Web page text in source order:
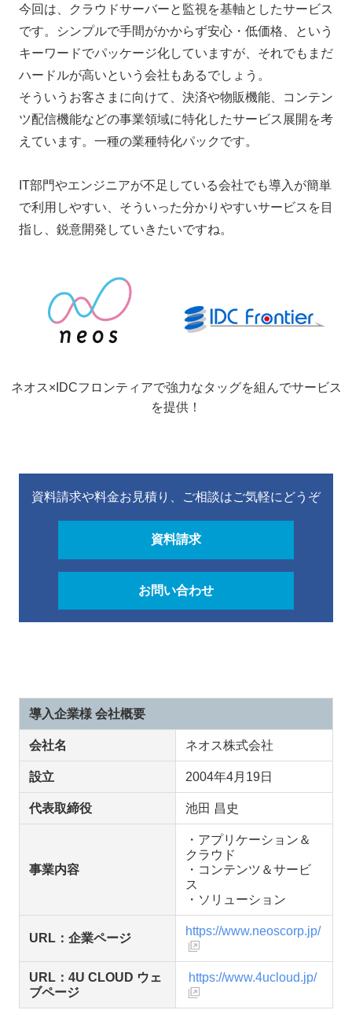
今回は、クラウドサーバーと監視を基軸としたサービス
です。シンプルで手間がかからず安心・低価格、という
キーワードでパッケージ化していますが、それでもまだ
ハードルが高いという会社もあるでしょう。
そういうお客さまに向けて、決済や物販機能、コンテン
ツ配信機能などの事業領域に特化したサービス展開を考
えています。一種の業種特化パックです。
IT部門やエンジニアが不足している会社でも導入が簡単
で利用しやすい、そういった分かりやすいサービスを目
指し、鋭意開発していきたいですね。
ネオス×IDCフロンティアで強力なタッグを組んでサービス
を提供！
資料請求や料金お見積り、ご相談はご気軽にどうぞ
資料請求
お問い合わせ
導入企業様 会社概要
会社名 ネオス株式会社
設立 2004年4月19日
代表取締役 池田 昌史
事業内容
・アプリケーション＆
クラウド
・コンテンツ＆サービ
ス
・ソリューション
URL：企業ページ
https://www.neoscorp.jp/
URL：4U CLOUD ウェ
ブページ
https://www.4ucloud.jp/